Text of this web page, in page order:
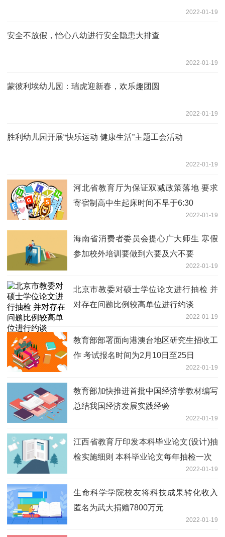
2022-01-19
安全不放假，怡心八幼进行安全隐患大排查
2022-01-19
蒙彼利埃幼儿园：瑞虎迎新春，欢乐趣团圆
2022-01-19
胜利幼儿园开展“快乐运动 健康生活”主题工会活动
2022-01-19
河北省教育厅为保证双减政策落地 要求
寄宿制高中生起床时间不早于6:30
2022-01-19
海南省消费者委员会提心广大师生 寒假
参加校外培训要做到六要及六不要
2022-01-19
北京市教委对硕士学位论文进行抽检 并
对存在问题比例较高单位进行约谈
2022-01-19
教育部部署面向港澳台地区研究生招收工
作 考试报名时间为2月10日至25日
2022-01-19
教育部加快推进首批中国经济学教材编写
总结我国经济发展实践经验
2022-01-19
江西省教育厅印发本科毕业论文(设计)抽
检实施细则 本科毕业论文每年抽检一次
2022-01-19
生命科学学院校友将科技成果转化收入
匿名为武大捐赠7800万元
2022-01-19